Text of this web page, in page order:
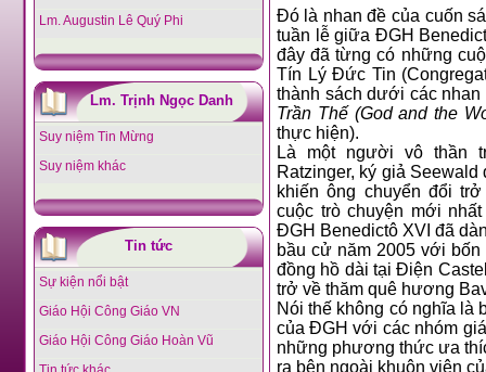
Lm. Augustin Lê Quý Phi
Lm. Trịnh Ngọc Danh
Suy niệm Tin Mừng
Suy niệm khác
Tin tức
Sự kiện nổi bật
Giáo Hội Công Giáo VN
Giáo Hội Công Giáo Hoàn Vũ
Đó là nhan đề của cuốn sách mới với nội dung được ghi lại từ cuộc phỏng vấn trải dài tròn một
tuần lễ giữa ĐGH Benedictô XVI với ký giả kỳ
đây đã từng có những cuộc phỏng vấn dài với ĐHY Ratzinger lúc Ngài còn là tổng
Tín Lý Đức Tin (Congregation for the Doctrine of the Faith-CDF), và sau đó đã được xuất bản
thành sách dưới các
Trần Thế (God and the
thực hiện).
Là một người vô thần trong những lần gặp gỡ đầu tiên với
Ratzinger, ký giả Seewald đã ghi nhận ĐGH Benedictô là yếu tố đã
khiến ông chuyển đổi trở thành người Công Giáo. Trước khi có
cuộc trò chuyện mới nhất trong tháng Bảy vừa qua
ĐGH Benedictô XVI đã dành một cuộc
bầu cử năm 2005 với bốn
đồng hồ dài tại Điện Castel
trở về thăm quê hương
Nói thế không có nghĩa là bỏ sót đi rất nhiều những hội luận hỏi đáp
của ĐGH với các nhóm giáo sĩ, thiếu nhi và sinh viên mà đã trở nên
những phương thức ưa thích của Ngài để gợi lên các ý tưởng vươn
ra bên ngoài